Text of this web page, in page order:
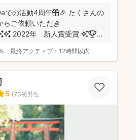
での活動4周年🎁🎉 たくさんの
らご依頼いただき
✨✨✨✨✨✨✨✨✨✨ 2022年 新人賞受賞 ✨🏆 ...
最終アクティブ： 12時間以内
5 (739)男性